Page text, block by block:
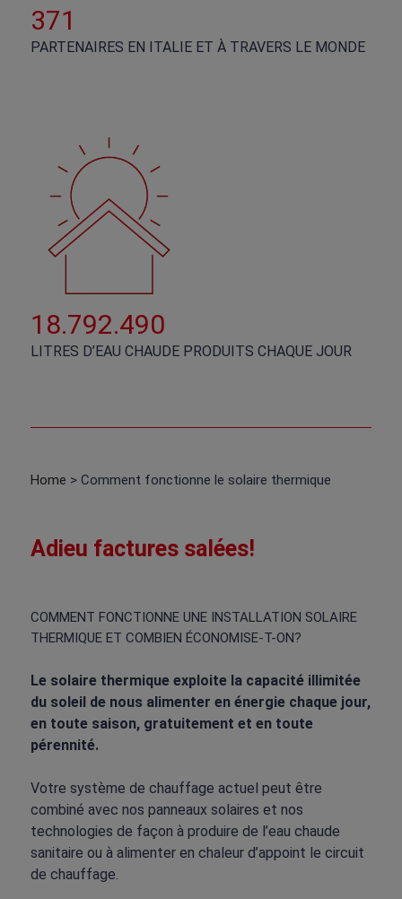
388
PARTENAIRES EN ITALIE ET À TRAVERS LE MONDE
20.000.000
LITRES D’EAU CHAUDE PRODUITS CHAQUE JOUR
Home > Comment fonctionne le solaire thermique
Adieu factures salées!
COMMENT FONCTIONNE UNE INSTALLATION SOLAIRE
THERMIQUE ET COMBIEN ÉCONOMISE-T-ON?
Le solaire thermique exploite la capacité illimitée
du soleil de nous alimenter en énergie chaque jour,
en toute saison, gratuitement et en toute
pérennité.
Votre système de chauffage actuel peut être
combiné avec nos panneaux solaires et nos
technologies de façon à produire de l’eau chaude
sanitaire ou à alimenter en chaleur d’appoint le circuit
de chauffage.